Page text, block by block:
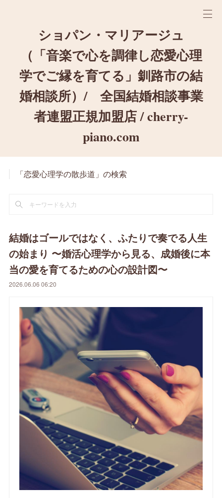
ショパン・マリアージュ
（「音楽で心を調律し恋愛心理
学でご縁を育てる」釧路市の結
婚相談所）/ 全国結婚相談事業
者連盟正規加盟店 / cherry-
piano.com
「恋愛心理学の散歩道」の検索
結婚はゴールではなく、ふたりで奏でる人生
の始まり 〜婚活心理学から見る、成婚後に本
当の愛を育てるための心の設計図〜
2026.06.06 06:20